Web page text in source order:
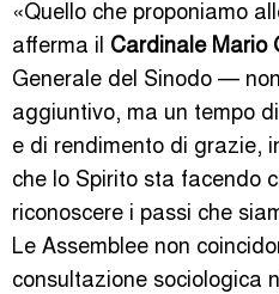
«Quello che proponiamo
afferma il Cardinale Mario
Generale del Sinodo —
aggiuntivo, ma un tempo
e di rendimento di grazie,
che lo Spirito sta facendo
riconoscere i passi che
Le Assemblee non
consultazione sociologica